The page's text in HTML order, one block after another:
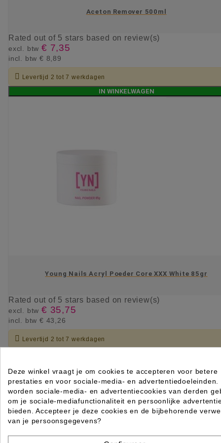
Aceton Remover 500ml
Rated out of 5 stars based on review(s)
excl. btw € 7,35
incl. btw € 8,89
 Levertijd 2 tot 7 werkdagen
IN WINKELWAGEN
Young Nails Acryl Poeder Core XXX White 85gr
Rated out of 5 stars based on review(s)
excl. btw € 35,75
incl. btw € 43,26
 Levertijd 2 tot 7 werkdagen
Deze winkel vraagt je om cookies te accepteren voor betere
prestaties en voor sociale-media- en advertentiedoeleinden.
worden sociale-media- en advertentiecookies van derden
om je sociale-mediafunctionaliteit en persoonlijke
bieden. Accepteer je deze cookies en de bijbehorende
van je persoonsgegevens?